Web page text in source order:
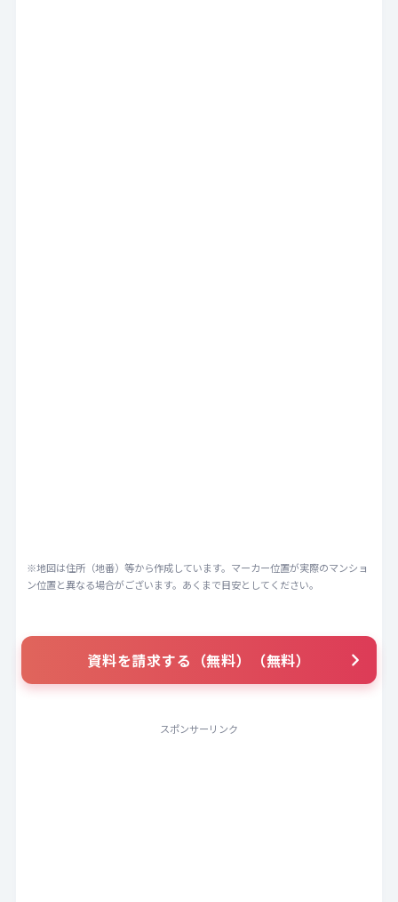
※地図は住所（地番）等から作成しています。マーカー位置が実際のマンショ
ン位置と異なる場合がございます。あくまで目安としてください。
資料を請求する（無料）（無料）
スポンサーリンク